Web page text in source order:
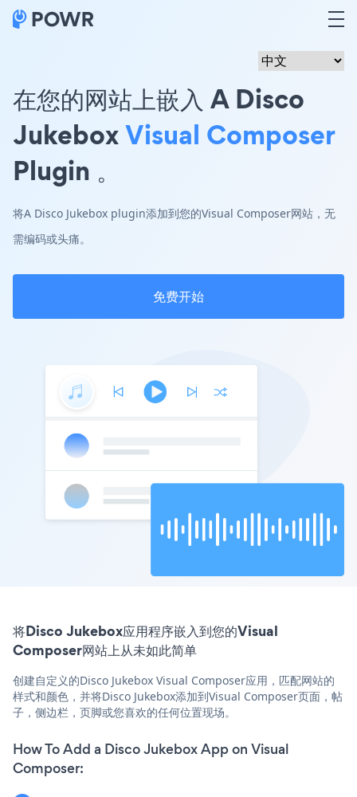
在您的网站上嵌入 A Disco
JukeboxVisual Composer
Plugin 。
将A Disco Jukebox plugin添加到您的Visual Composer网站，无
需编码或头痛。
免费开始
将Disco Jukebox应用程序嵌入到您的Visual
Composer网站上从未如此简单
创建自定义的Disco Jukebox Visual Composer应用，匹配网站的
样式和颜色，并将Disco Jukebox添加到Visual Composer页面，帖
子，侧边栏，页脚或您喜欢的任何位置现场。
How To Add a Disco Jukebox App on Visual
Composer: